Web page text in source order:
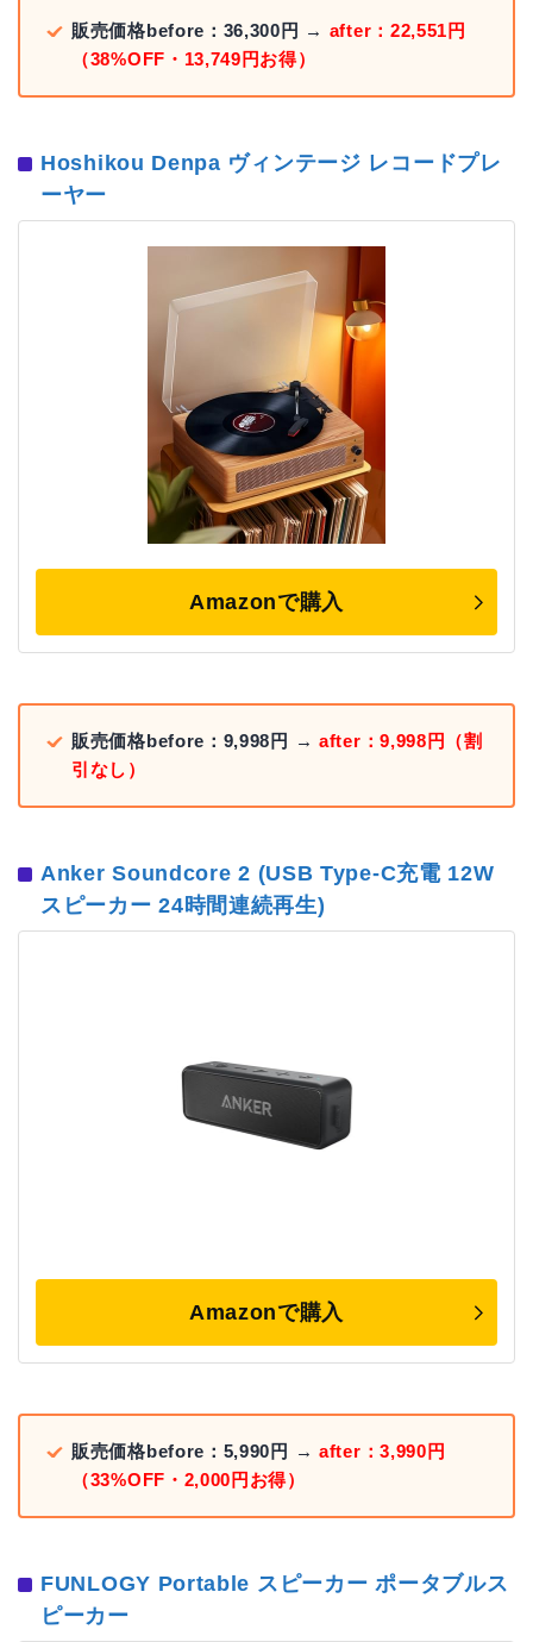
販売価格before：36,300円 → after：22,551円
（38%OFF・13,749円お得）
Hoshikou Denpa ヴィンテージ レコードプレ
ーヤー
Amazonで購入
販売価格before：9,998円 → after：9,998円（割
引なし）
Anker Soundcore 2 (USB Type-C充電 12W
スピーカー 24時間連続再生)
Amazonで購入
販売価格before：5,990円 → after：3,990円
（33%OFF・2,000円お得）
FUNLOGY Portable スピーカー ポータブルス
ピーカー